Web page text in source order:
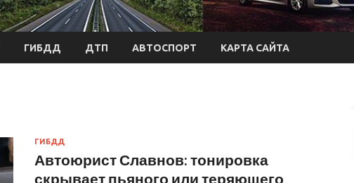
ГИБДД ДТП АВТОСПОРТ КАРТА САЙТА
ГИБДД
Автоюрист Славнов: тонировка
скрывает пьяного или теряющего